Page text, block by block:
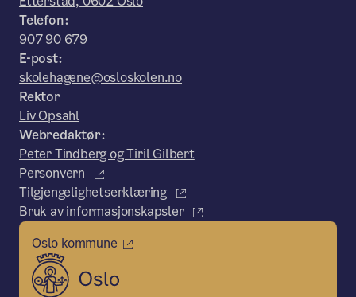
Telefon:
907 90 679
E-post:
skolehagene@osloskolen.no
Rektor
Liv Opsahl
Webredaktør:
Peter Tindberg og Tiril Gilbert
Personvern
Tilgjengelighetserklæring
Bruk av informasjonskapsler
Oslo kommune